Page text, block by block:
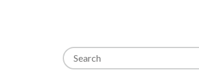
Search